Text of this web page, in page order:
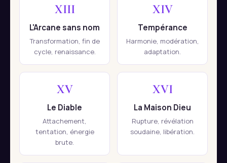
XIII
L'Arcane sans nom
Transformation, fin de
cycle, renaissance.
XIV
Tempérance
Harmonie, modération,
adaptation.
XV
Le Diable
Attachement,
tentation, énergie
brute.
XVI
La Maison Dieu
Rupture, révélation
soudaine, libération.